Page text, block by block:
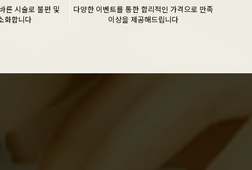
른 시술로 불편 및
화합니다
다양한 이벤트를 통한 합리적인 가격으로 만족
이상을 제공해드립니다